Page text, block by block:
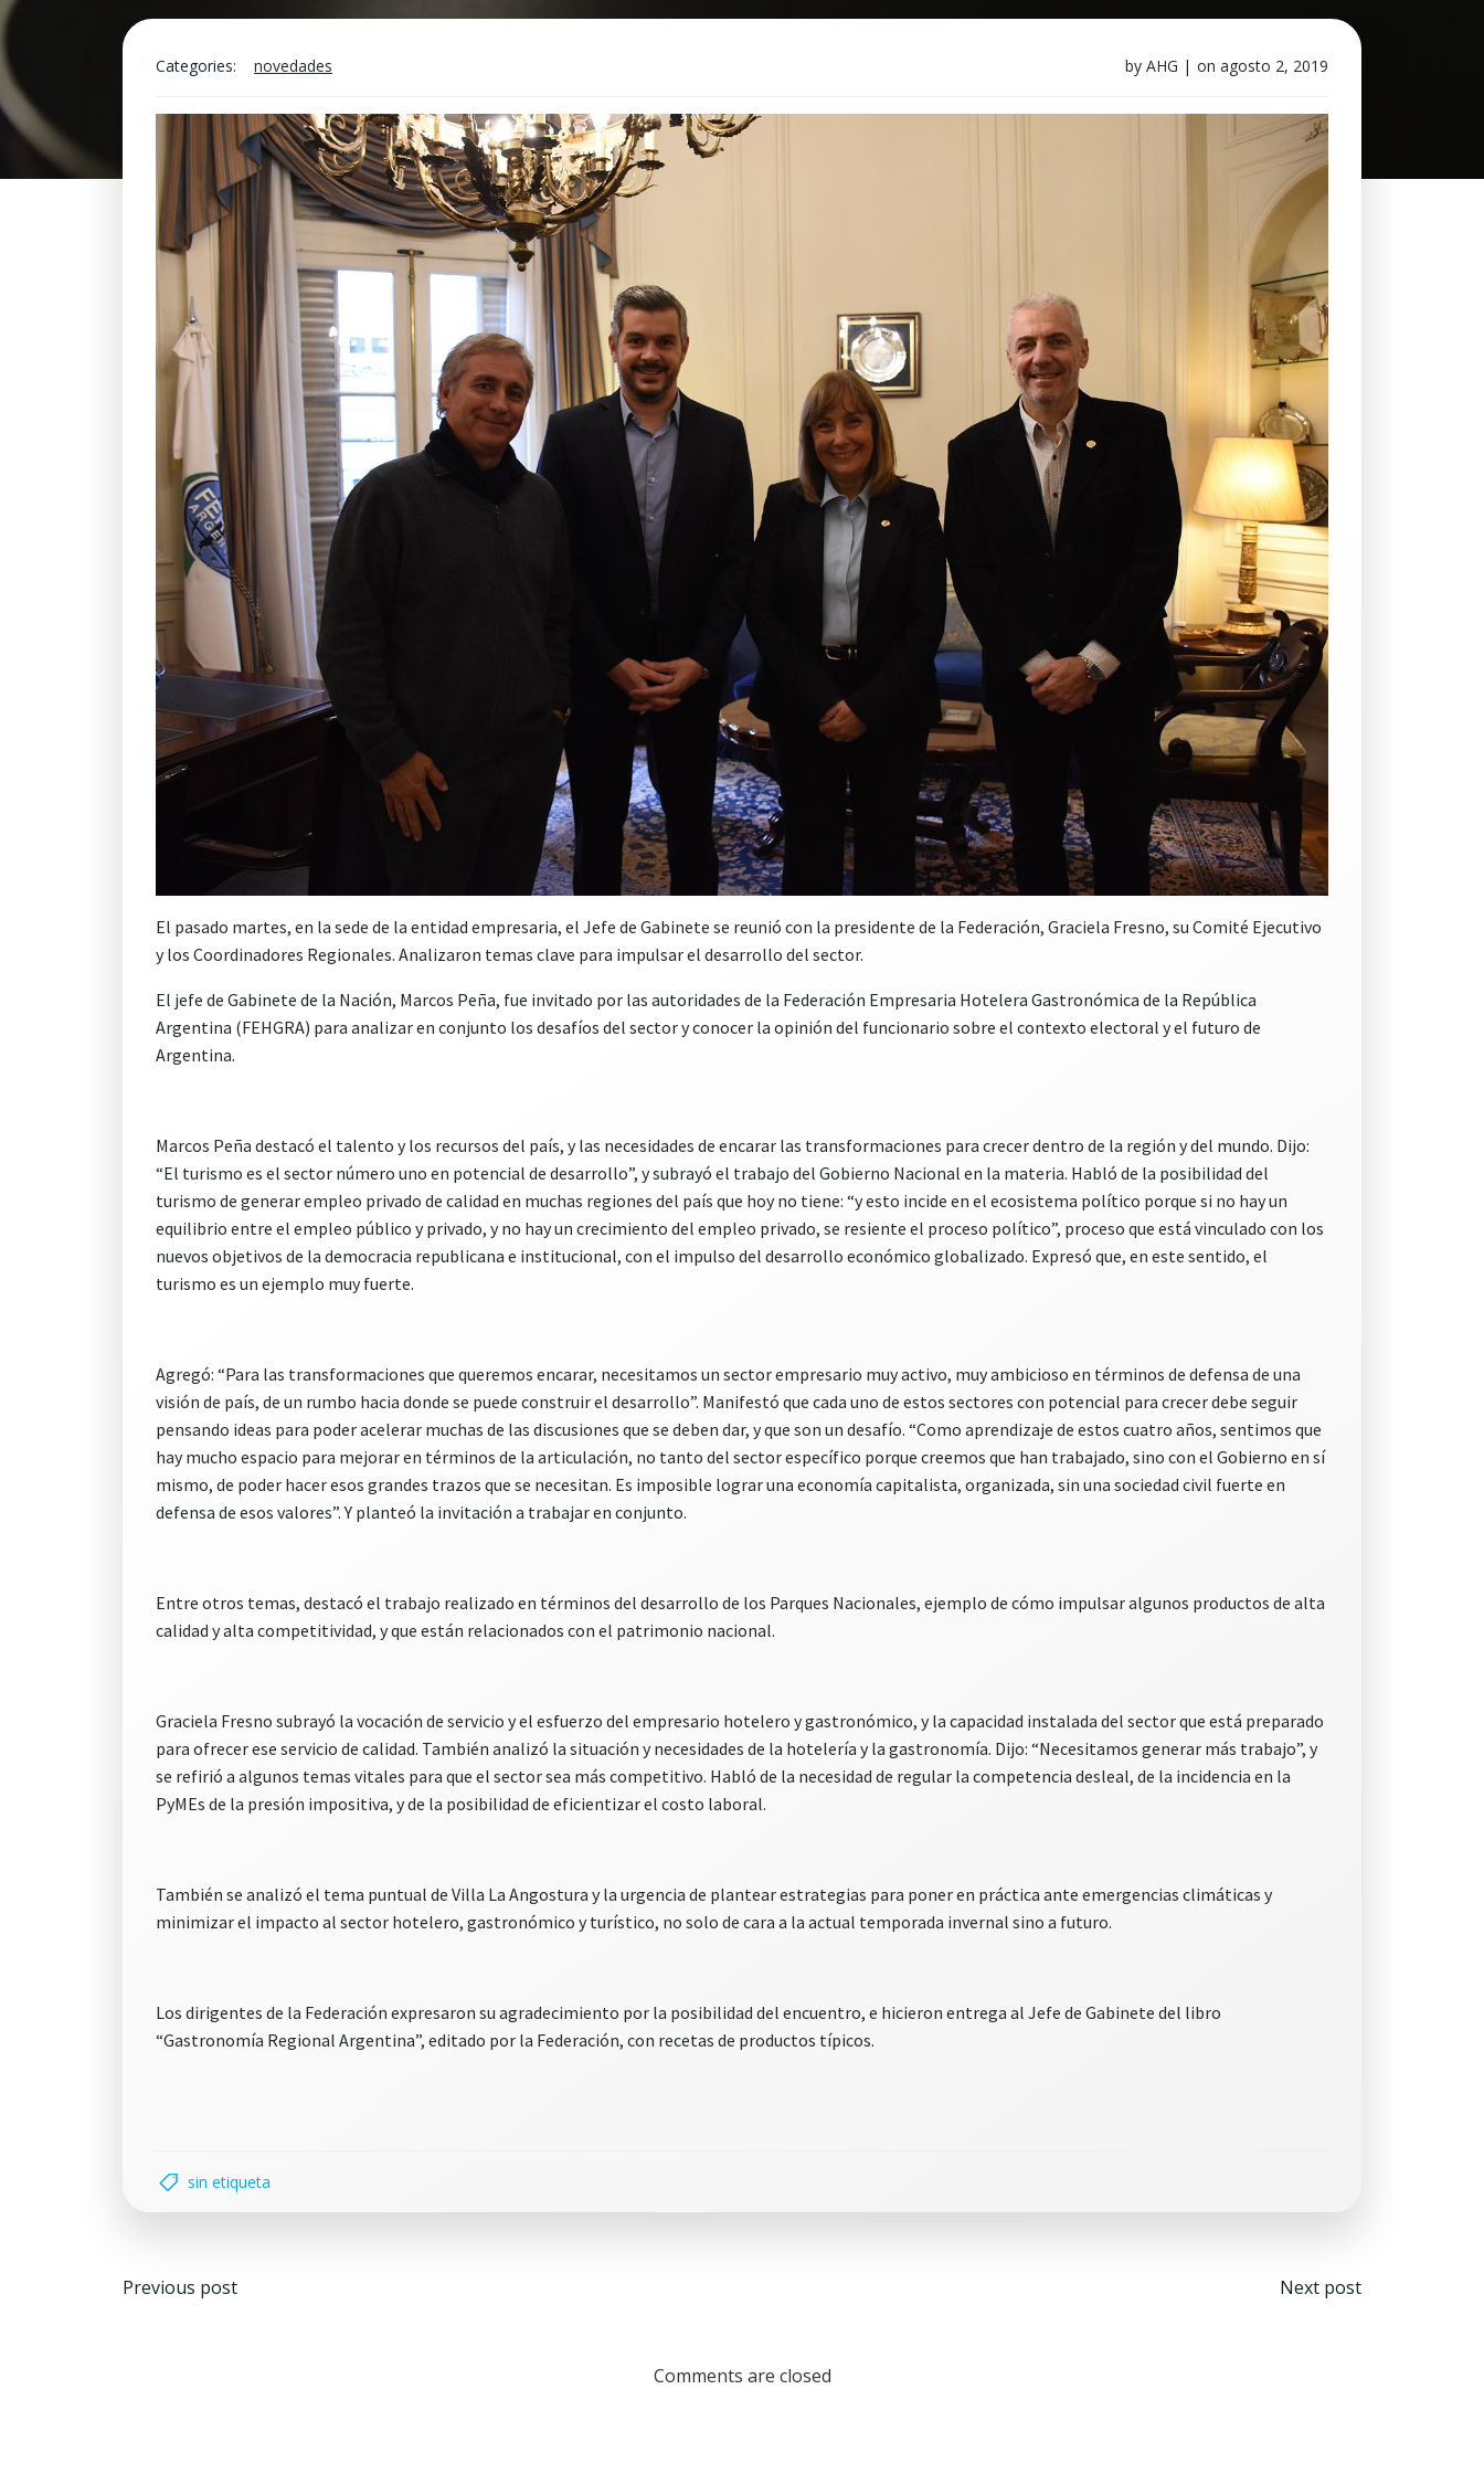
Categories: novedades by AHG | on agosto 2, 2019
El pasado martes, en la sede de la entidad empresaria, el Jefe de Gabinete se reunió con la presidente de la Federación, Graciela Fresno, su Comité Ejecutivo
y los Coordinadores Regionales. Analizaron temas clave para impulsar el desarrollo del sector.
El jefe de Gabinete de la Nación, Marcos Peña, fue invitado por las autoridades de la Federación Empresaria Hotelera Gastronómica de la República
Argentina (FEHGRA) para analizar en conjunto los desafíos del sector y conocer la opinión del funcionario sobre el contexto electoral y el futuro de
Argentina.
Marcos Peña destacó el talento y los recursos del país, y las necesidades de encarar las transformaciones para crecer dentro de la región y del mundo. Dijo:
“El turismo es el sector número uno en potencial de desarrollo”, y subrayó el trabajo del Gobierno Nacional en la materia. Habló de la posibilidad del
turismo de generar empleo privado de calidad en muchas regiones del país que hoy no tiene: “y esto incide en el ecosistema político porque si no hay un
equilibrio entre el empleo público y privado, y no hay un crecimiento del empleo privado, se resiente el proceso político”, proceso que está vinculado con los
nuevos objetivos de la democracia republicana e institucional, con el impulso del desarrollo económico globalizado. Expresó que, en este sentido, el
turismo es un ejemplo muy fuerte.
Agregó: “Para las transformaciones que queremos encarar, necesitamos un sector empresario muy activo, muy ambicioso en términos de defensa de una
visión de país, de un rumbo hacia donde se puede construir el desarrollo”. Manifestó que cada uno de estos sectores con potencial para crecer debe seguir
pensando ideas para poder acelerar muchas de las discusiones que se deben dar, y que son un desafío. “Como aprendizaje de estos cuatro años, sentimos que
hay mucho espacio para mejorar en términos de la articulación, no tanto del sector específico porque creemos que han trabajado, sino con el Gobierno en sí
mismo, de poder hacer esos grandes trazos que se necesitan. Es imposible lograr una economía capitalista, organizada, sin una sociedad civil fuerte en
defensa de esos valores”. Y planteó la invitación a trabajar en conjunto.
Entre otros temas, destacó el trabajo realizado en términos del desarrollo de los Parques Nacionales, ejemplo de cómo impulsar algunos productos de alta
calidad y alta competitividad, y que están relacionados con el patrimonio nacional.
Graciela Fresno subrayó la vocación de servicio y el esfuerzo del empresario hotelero y gastronómico, y la capacidad instalada del sector que está preparado
para ofrecer ese servicio de calidad. También analizó la situación y necesidades de la hotelería y la gastronomía. Dijo: “Necesitamos generar más trabajo”, y
se refirió a algunos temas vitales para que el sector sea más competitivo. Habló de la necesidad de regular la competencia desleal, de la incidencia en la
PyMEs de la presión impositiva, y de la posibilidad de eficientizar el costo laboral.
También se analizó el tema puntual de Villa La Angostura y la urgencia de plantear estrategias para poner en práctica ante emergencias climáticas y
minimizar el impacto al sector hotelero, gastronómico y turístico, no solo de cara a la actual temporada invernal sino a futuro.
Los dirigentes de la Federación expresaron su agradecimiento por la posibilidad del encuentro, e hicieron entrega al Jefe de Gabinete del libro
“Gastronomía Regional Argentina”, editado por la Federación, con recetas de productos típicos.
sin etiqueta
Navegación
Previous post Next post
Comments are closed